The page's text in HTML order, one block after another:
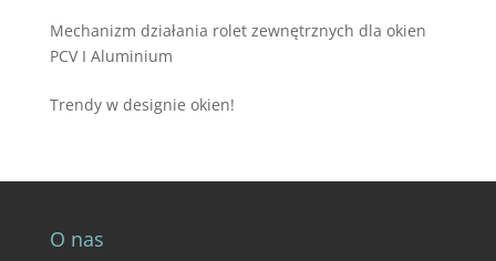
Mechanizm działania rolet zewnętrznych dla okien
PCV I Aluminium
Trendy w designie okien!
O nas